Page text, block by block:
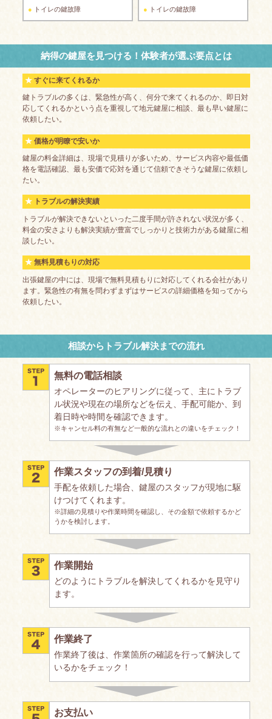
トイレの鍵故障
トイレの鍵故障
納得の鍵屋を見つける！体験者が選ぶ要点とは
すぐに来てくれるか
鍵トラブルの多くは、緊急性が高く、何分で来てくれるのか、即日対
応してくれるかという点を重視して地元鍵屋に相談、最も早い鍵屋に
依頼したい。
価格が明瞭で安いか
鍵屋の料金詳細は、現場で見積りが多いため、サービス内容や最低価
格を電話確認、最も安価で応対を通じて信頼できそうな鍵屋に依頼し
たい。
トラブルの解決実績
トラブルが解決できないといった二度手間が許されない状況が多く、
料金の安さよりも解決実績が豊富でしっかりと技術力がある鍵屋に相
談したい。
無料見積もりの対応
出張鍵屋の中には、現場で無料見積もりに対応してくれる会社があり
ます。緊急性の有無を問わずまずはサービスの詳細価格を知ってから
依頼したい。
相談からトラブル解決までの流れ
無料の電話相談
オペレーターのヒアリングに従って、主にトラブ
ル状況や現在の場所などを伝え、手配可能か、到
着日時や時間を確認できます。
※キャンセル料の有無など一般的な流れとの違いをチェック！
作業スタッフの到着/見積り
手配を依頼した場合、鍵屋のスタッフが現地に駆
けつけてくれます。
※詳細の見積りや作業時間を確認し、その金額で依頼するかど
うかを検討します。
作業開始
どのようにトラブルを解決してくれるかを見守り
ます。
作業終了
作業終了後は、作業箇所の確認を行って解決して
いるかをチェック！
お支払い